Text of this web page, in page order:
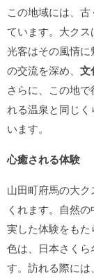
この地域には、
ています。大ク
光客はその風情
の交流を深め、 文
さらに、この地
れる温泉と同じ
います。
心癒される体験
山田町府馬の大
くれます。自然
実した体験をも
色は、日本さく
す。訪れる際には